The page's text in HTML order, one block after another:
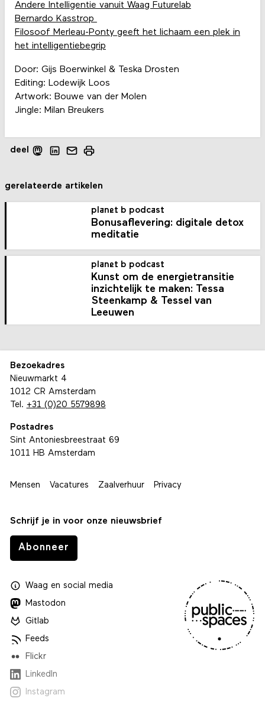
Andere Intelligentie vanuit Waag Futurelab
Bernardo Kasstrop
Filosoof Merleau-Ponty geeft het lichaam een plek in
het intelligentiebegrip
Door: Gijs Boerwinkel & Teska Drosten
Editing: Lodewijk Loos
Artwork: Bouwe van der Molen
Jingle: Milan Breukers
deel
gerelateerde artikelen
planet b podcast
Bonusaflevering: digitale detox
meditatie
planet b podcast
Kunst om de energietransitie
inzichtelijk te maken: Tessa
Steenkamp & Tessel van
Leeuwen
Bezoekadres
Nieuwmarkt 4
1012 CR Amsterdam
Tel. +31 (0)20 5579898
Postadres
Sint Antoniesbreestraat 69
1011 HB Amsterdam
Mensen Vacatures Zaalverhuur Privacy
Schrijf je in voor onze nieuwsbrief
Abonneer
Waagen social media
Mastodon
Gitlab
Feeds
Flickr
LinkedIn
Instagram